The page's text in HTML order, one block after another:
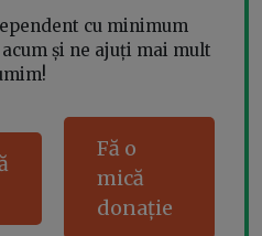
cu minimum
și ne ajuți mai mult
Fă o
mică
donație